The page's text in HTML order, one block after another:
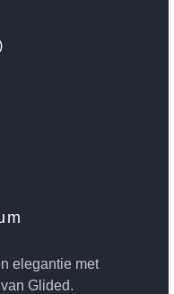
elegantie met
Glided.